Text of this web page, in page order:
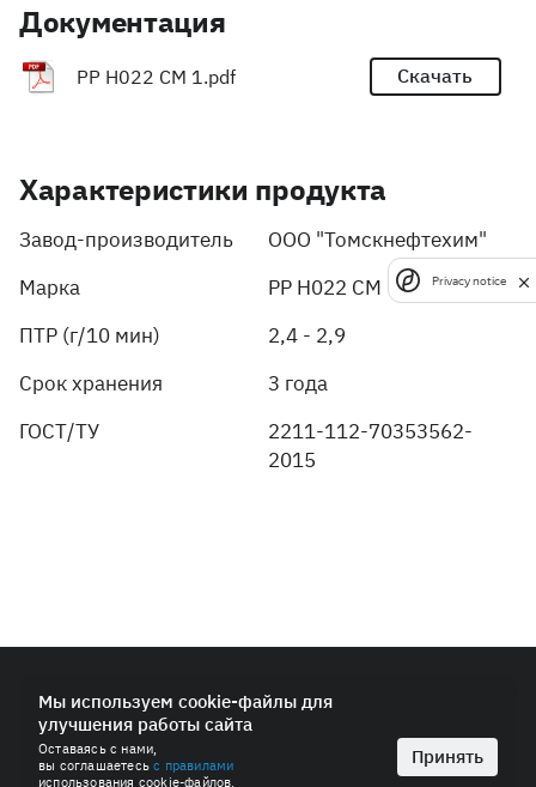
Документация
PP H022 CM 1.pdf Скачать
Характеристики продукта
Завод-производитель
ООО "Томскнефтехим"
Марка
PP H022 CM
ПТР (г/10 мин)
2,4 - 2,9
Срок хранения
3 года
ГОСТ/ТУ
2211-112-70353562-
2015
© 2026 ПАО «СИБУР-Холдинг»
Политика в области обработки персональных данных
Антимонопольная политика
Пользовательское соглашение
Мы используем cookie-файлы для
улучшения работы сайта
Оставаясь с нами,
вы соглашаетесьс правилами
использования cookie-файлов.
Принять
Privacy notice